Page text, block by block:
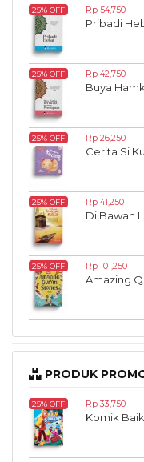
25% OFF Rp 54,750
Pribadi
25% OFF Rp 42,750
Buya
25% OFF Rp 26,250
Cerita Si
25% OFF Rp 41,250
Di Bawah
25% OFF Rp 101,250
Amazing
PRODUK
25% OFF Rp 33,750
Komik